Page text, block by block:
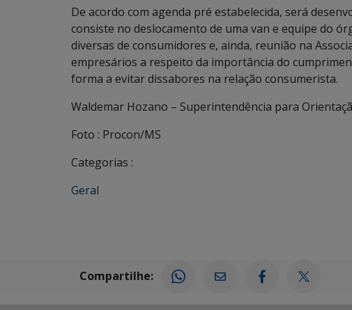
De acordo com agenda pré estabelecida, será
consiste no deslocamento de uma van e equipe do
diversas de consumidores e, ainda, reunião na
empresários a respeito da importância do
forma a evitar dissabores na relação consumerista.
Waldemar Hozano – Superintendência para
Foto : Procon/MS
Categorias :
Geral
Compartilhe: